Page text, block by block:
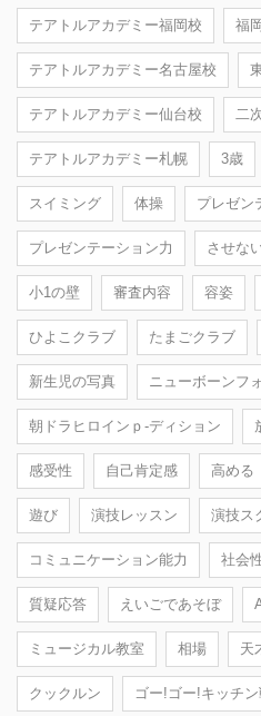
テアトルアカデミー福岡校 福
テアトルアカデミー名古屋校
テアトルアカデミー仙台校 二
テアトルアカデミー札幌 3歳
スイミング 体操 プレゼン
プレゼンテーション力 させな
小1の壁 審査内容 容姿
ひよこクラブ たまごクラブ
新生児の写真 ニューボーンフ
朝ドラヒロインｐ-ディション
感受性 自己肯定感 高める
遊び 演技レッスン 演技ス
コミュニケーション能力 社会
質疑応答 えいごであそぼ
ミュージカル教室 相場 天
クックルン ゴー!ゴー!キッチ